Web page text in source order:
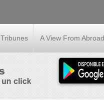
Tribunes A View From Abroad